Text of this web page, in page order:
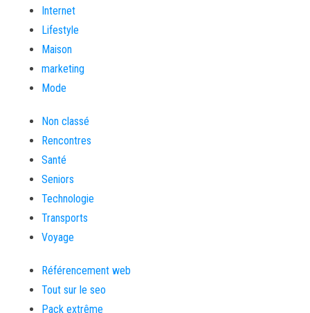
Internet
Lifestyle
Maison
marketing
Mode
Non classé
Rencontres
Santé
Seniors
Technologie
Transports
Voyage
Référencement web
Tout sur le seo
Pack extrême